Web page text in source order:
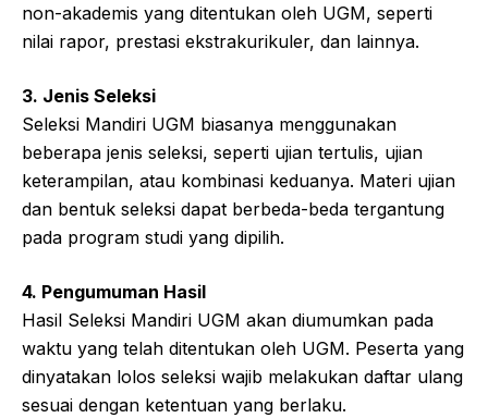
non-akademis yang ditentukan oleh UGM, seperti
nilai rapor, prestasi ekstrakurikuler, dan lainnya.
3. Jenis Seleksi
Seleksi Mandiri UGM biasanya menggunakan
beberapa jenis seleksi, seperti ujian tertulis, ujian
keterampilan, atau kombinasi keduanya. Materi ujian
dan bentuk seleksi dapat berbeda-beda tergantung
pada program studi yang dipilih.
4. Pengumuman Hasil
Hasil Seleksi Mandiri UGM akan diumumkan pada
waktu yang telah ditentukan oleh UGM. Peserta yang
dinyatakan lolos seleksi wajib melakukan daftar ulang
sesuai dengan ketentuan yang berlaku.